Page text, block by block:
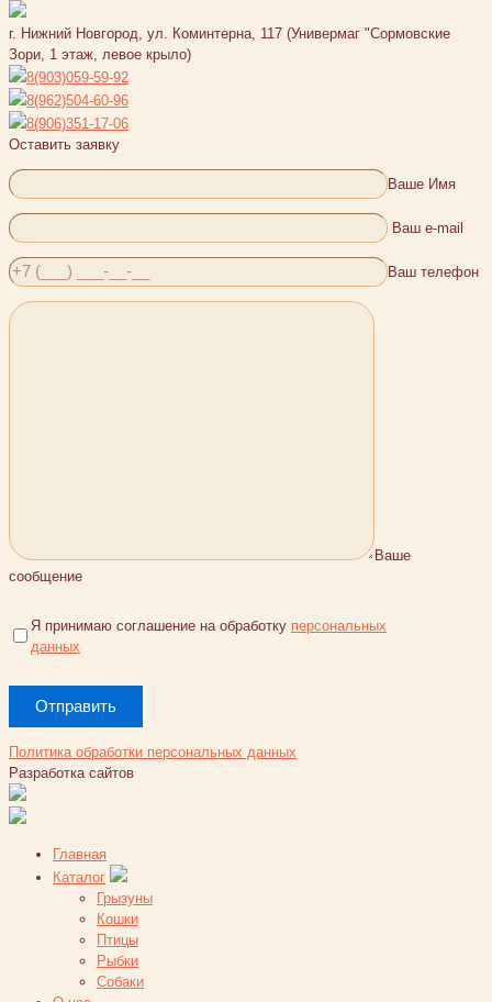
г. Нижний Новгород, ул. Коминтерна, 117 (Универмаг "Сормовские
Зори, 1 этаж, левое крыло)
8(903)059-59-92
8(962)504-60-96
8(906)351-17-06
Оставить заявку
Ваше Имя
Ваш e-mail
Ваш телефон
Ваше
сообщение
Я принимаю соглашение на обработку персональных
данных
Политика обработки персональных данных
Разработка сайтов
Главная
Каталог
Грызуны
Кошки
Птицы
Рыбки
Собаки